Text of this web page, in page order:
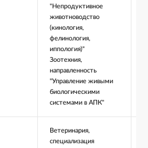
"Непродуктивное
животноводство
(кинология,
фелинология,
иппология)"
Зоотехния,
направленность
"Управление живыми
биологическими
системами в АПК"
Ветеринария,
специализация